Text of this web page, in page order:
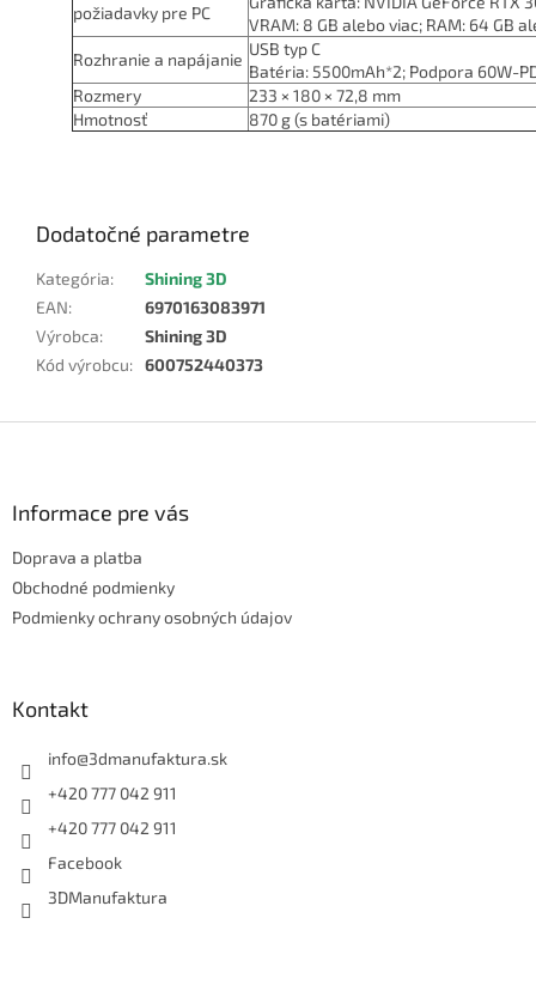
požiadavky pre PC
VRAM: 8 GB alebo viac; RAM: 64 GB
Rozhranie a napájanie
USB typ C
Batéria: 5500mAh*2; Podpora 60W-
Rozmery
233 × 180 × 72,8 mm
Hmotnosť
870 g (s batériami)
Dodatočné parametre
Kategória:
Shining 3D
EAN:
6970163083971
Výrobca:
Shining 3D
Kód výrobcu: 600752440373
Informace pre vás
Doprava a platba
Obchodné podmienky
Podmienky ochrany osobných údajov
Kontakt
info@3dmanufaktura.sk
+420 777 042 911
+420 777 042 911
Facebook
3DManufaktura